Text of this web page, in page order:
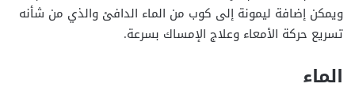
ويمكن إضافة ليمونة إلى كوب من الماء الدافئ والذي من شأنه
تسريع حركة الأمعاء وعلاج الإمساك بسرعة.
الماء